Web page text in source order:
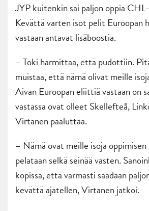
JYP kuitenkin sai paljon oppia
Kevättä varten isot pelit Euroopan
vastaan antavat lisäboostia.
– Toki harmittaa, että pudottiin.
muistaa, että nämä olivat meille
Aivan Euroopan eliittiä vastaan on
vastassa ovat olleet Skellefteå,
Virtanen paaluttaa.
– Nämä ovat meille isoja
pelataan selkä seinää vasten.
kopissa, että varmasti saadaan
kevättä ajatellen, Virtanen jatkoi.